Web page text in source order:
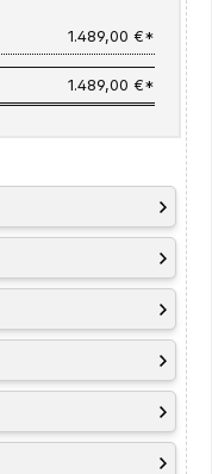
1.489,00 €*
1.489,00 €*